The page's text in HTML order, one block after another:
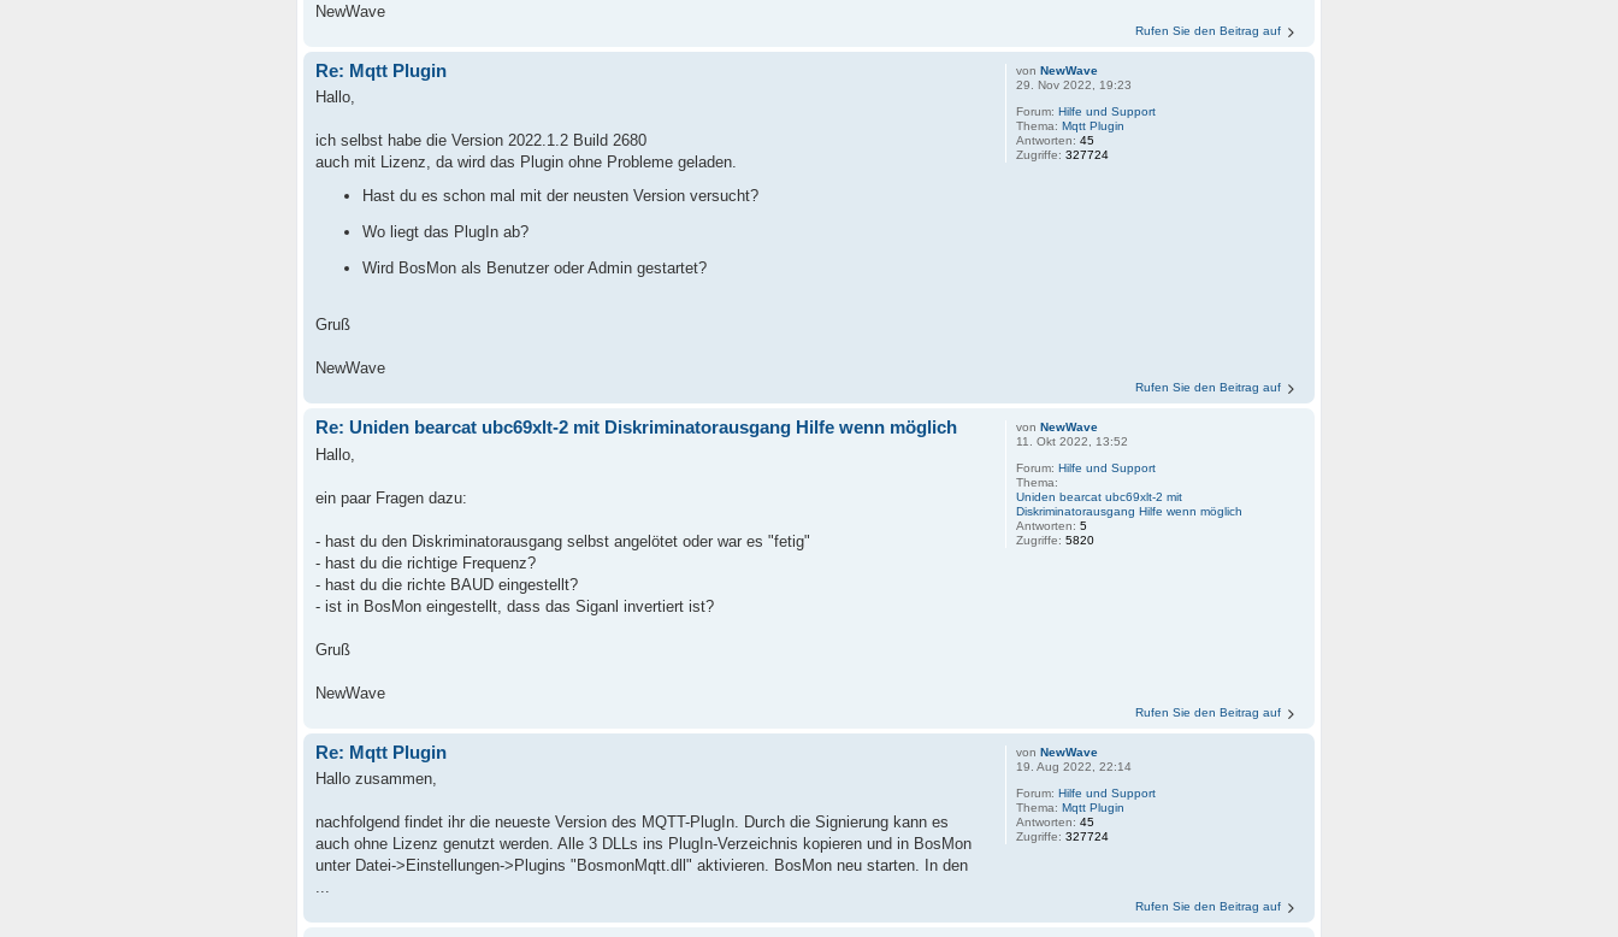
NewWave
Rufen Sie den Beitrag auf
von NewWave
29. Nov 2022, 19:23
Forum: Hilfe und Support
Thema: Mqtt Plugin
Antworten: 45
Zugriffe: 327724
Re: Mqtt Plugin
Hallo,
ich selbst habe die Version 2022.1.2 Build 2680
auch mit Lizenz, da wird das Plugin ohne Probleme geladen.
Hast du es schon mal mit der neusten Version versucht?
Wo liegt das PlugIn ab?
Wird BosMon als Benutzer oder Admin gestartet?
Gruß
NewWave
Rufen Sie den Beitrag auf
von NewWave
11. Okt 2022, 13:52
Forum: Hilfe und Support
Thema:
Uniden bearcat ubc69xlt-2 mit
Diskriminatorausgang Hilfe wenn möglich
Antworten: 5
Zugriffe: 5820
Re: Uniden bearcat ubc69xlt-2 mit Diskriminatorausgang Hilfe wenn möglich
Hallo,
ein paar Fragen dazu:
- hast du den Diskriminatorausgang selbst angelötet oder war es "fetig"
- hast du die richtige Frequenz?
- hast du die richte BAUD eingestellt?
- ist in BosMon eingestellt, dass das Siganl invertiert ist?
Gruß
NewWave
Rufen Sie den Beitrag auf
von NewWave
19. Aug 2022, 22:14
Forum: Hilfe und Support
Thema: Mqtt Plugin
Antworten: 45
Zugriffe: 327724
Re: Mqtt Plugin
Hallo zusammen,
nachfolgend findet ihr die neueste Version des MQTT-PlugIn. Durch die Signierung kann es
auch ohne Lizenz genutzt werden. Alle 3 DLLs ins PlugIn-Verzeichnis kopieren und in BosMon
unter Datei->Einstellungen->Plugins "BosmonMqtt.dll" aktivieren. BosMon neu starten. In den
...
Rufen Sie den Beitrag auf